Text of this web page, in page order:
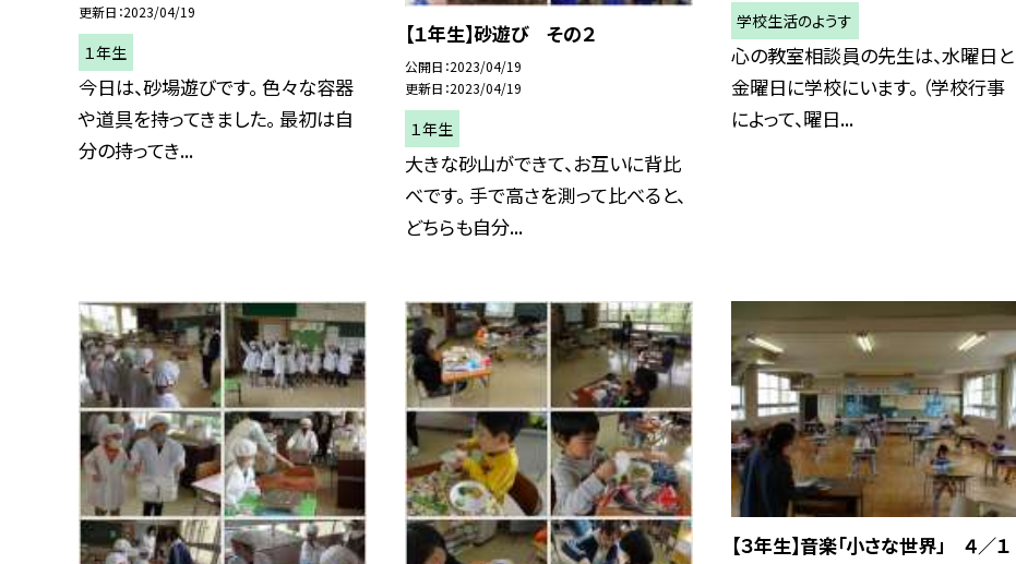
更新日 2023/04/19
１年生
今日は、砂場遊びです。 色々な容器
や道具を持ってきました。 最初は自
分の持ってき...
【１年生】砂遊び その２
公開日 2023/04/19
更新日 2023/04/19
１年生
大きな砂山ができて、お互いに背比
べです。 手で高さを測って比べると、
どちらも自分...
学校生活のようす
心の教室相談員の先生は、水曜日と
金曜日に学校にいます。 （学校行事
によって、曜日...
【３年生】音楽「小さな世界」 ４／１